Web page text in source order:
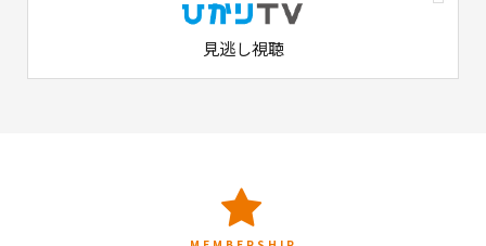
見逃し視聴